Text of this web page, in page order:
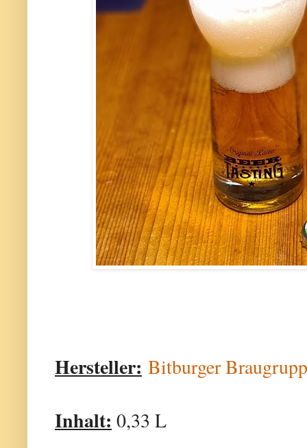
Hersteller: Bitburger
Inhalt: 0,33 L